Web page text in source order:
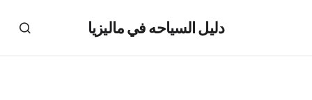
دليل السياحه في ماليزيا